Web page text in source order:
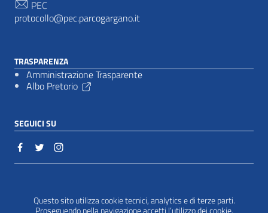
Questo sito utilizza cookie tecnici, analytics e di terze parti.
PEC
protocollo@pec.parcogargano.it
TRASPARENZA
Amministrazione Trasparente
Albo Pretorio
SEGUICI SU